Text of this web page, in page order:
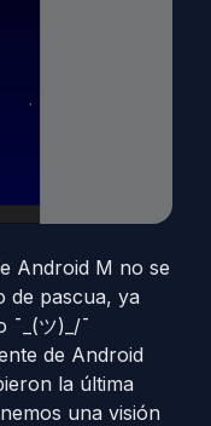
Android M no se
de pascua, ya
ツ)_/¯
de Android
la última
una visión